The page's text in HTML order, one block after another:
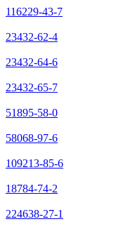
116229-43-7
23432-62-4
23432-64-6
23432-65-7
51895-58-0
58068-97-6
109213-85-6
18784-74-2
224638-27-1